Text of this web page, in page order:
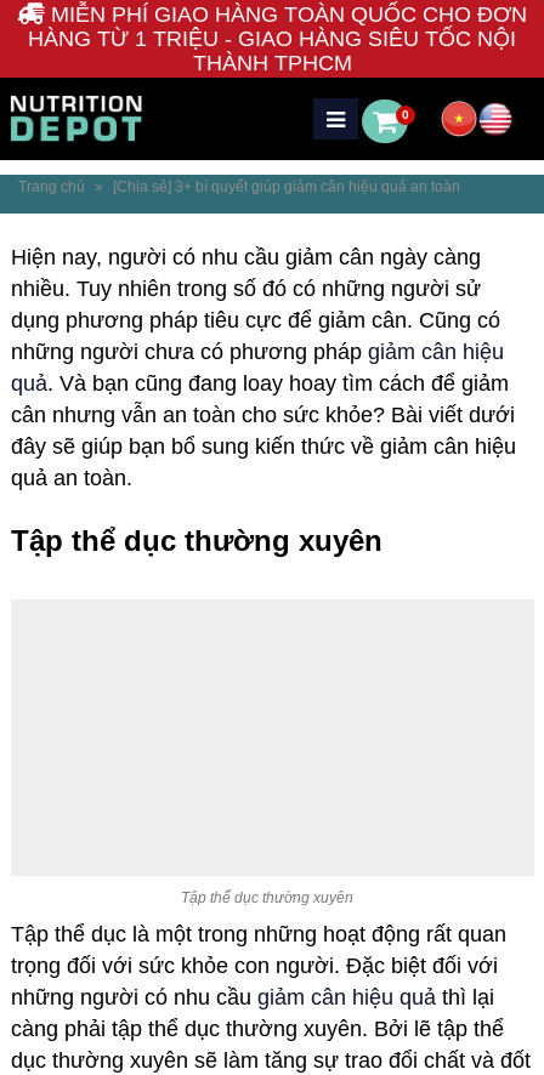
MIỄN PHÍ GIAO HÀNG TOÀN QUỐC CHO ĐƠN
HÀNG TỪ 1 TRIỆU - GIAO HÀNG SIÊU TỐC NỘI
THÀNH TPHCM
0
Trang chủ » [Chia sẻ] 3+ bí quyết giúp giảm cân hiệu quả an toàn
Hiện nay, người có nhu cầu giảm cân ngày càng
nhiều. Tuy nhiên trong số đó có những người sử
dụng phương pháp tiêu cực để giảm cân. Cũng có
những người chưa có phương pháp giảm cân hiệu
quả. Và bạn cũng đang loay hoay tìm cách để giảm
cân nhưng vẫn an toàn cho sức khỏe? Bài viết dưới
đây sẽ giúp bạn bổ sung kiến thức về giảm cân hiệu
quả an toàn.
Tập thể dục thường xuyên
Tập thể dục thường xuyên
Tập thể dục là một trong những hoạt động rất quan
trọng đối với sức khỏe con người. Đặc biệt đối với
những người có nhu cầu giảm cân hiệu quả thì lại
càng phải tập thể dục thường xuyên. Bởi lẽ tập thể
dục thường xuyên sẽ làm tăng sự trao đổi chất và đốt